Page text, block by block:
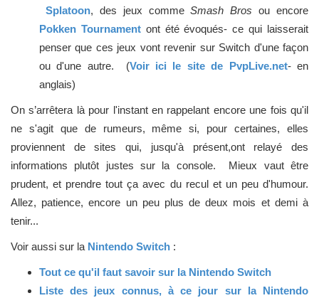
Splatoon, des jeux commeSmash Bros ou encore
Pokken Tournament ont été évoqués- ce qui laisserait
penser que ces jeux vont revenir sur Switch d'une façon
ou d'une autre. (Voir ici le site de PvpLive.net- en
anglais)
On s’arrêtera là pour l'instant en rappelant encore une fois qu'il
ne s'agit que de rumeurs, même si, pour certaines, elles
proviennent de sites qui, jusqu'à présent,ont relayé des
informations plutôt justes sur la console. Mieux vaut être
prudent, et prendre tout ça avec du recul et un peu d'humour.
Allez, patience, encore un peu plus de deux mois et demi à
tenir...
Voir aussi sur la Nintendo Switch :
Tout ce qu'il faut savoir sur la Nintendo Switch
Liste des jeux connus, à ce jour sur la Nintendo